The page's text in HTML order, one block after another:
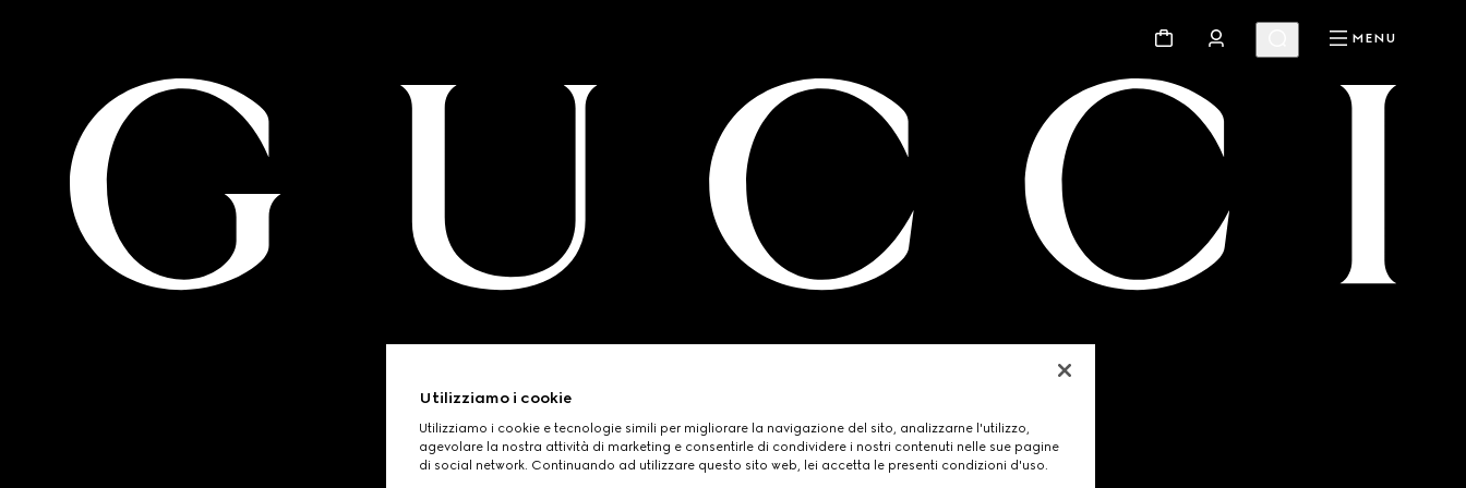
MENU
Utilizziamo i cookie
Utilizziamo i cookie e tecnologie simili per migliorare la navigazione del sito, analizzarne l'utilizzo,
agevolare la nostra attività di marketing e consentirle di condividere i nostri contenuti nelle sue pagine
di social network. Continuando ad utilizzare questo sito web, lei accetta le presenti condizioni d'uso.